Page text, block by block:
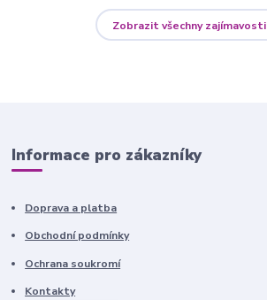
Zobrazit všechny zajímavosti
Informace pro zákazníky
Doprava a platba
Obchodní podmínky
Ochrana soukromí
Kontakty